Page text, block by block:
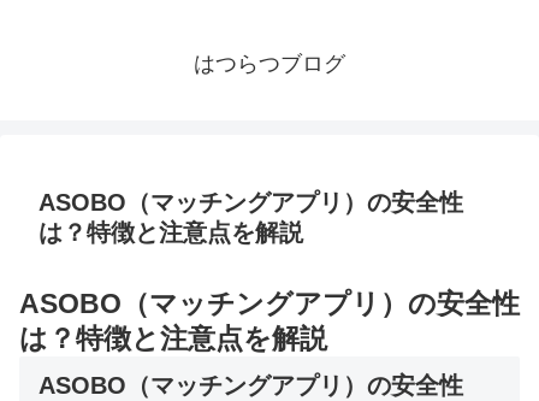
はつらつブログ
ASOBO（マッチングアプリ）の安全性
は？特徴と注意点を解説
ASOBO（マッチングアプリ）の安全性
は？特徴と注意点を解説
ASOBO（マッチングアプリ）の安全性